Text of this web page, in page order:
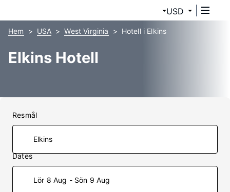
USD
Hem USA West Virginia Hotell i Elkins
Elkins Hotell
Resmål
Dates
Lör 8 Aug - Sön 9 Aug